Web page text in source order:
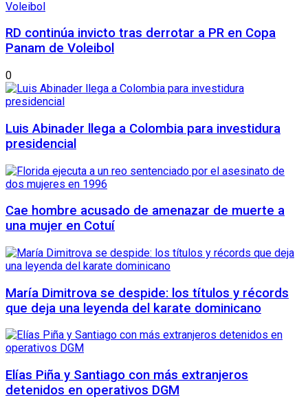
RD continúa invicto tras derrotar a PR en Copa
Panam de Voleibol
0
Luis Abinader llega a Colombia para investidura
presidencial
Cae hombre acusado de amenazar de muerte a
una mujer en Cotuí
María Dimitrova se despide: los títulos y récords
que deja una leyenda del karate dominicano
Elías Piña y Santiago con más extranjeros
detenidos en operativos DGM